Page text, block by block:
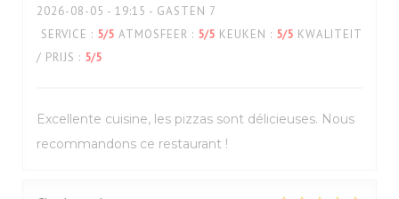
2026-08-05 - 19:15 - GASTEN 7
SERVICE : 5/5 ATMOSFEER : 5/5 KEUKEN : 5/5 KWALITEIT
/ PRIJS : 5/5
Excellente cuisine, les pizzas sont délicieuses. Nous
recommandons ce restaurant !